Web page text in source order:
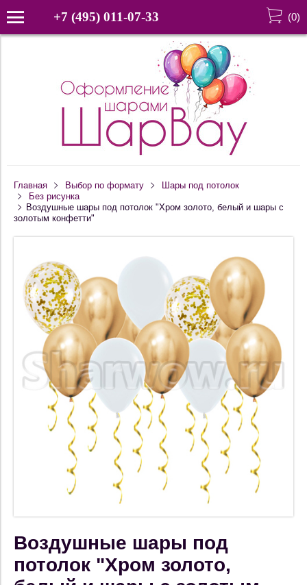
+7 (495) 011-07-33 (0)
Главная Выбор по формату
Шары под потолок
Без рисунка
Воздушные шары под потолок "Хром золото, белый и шары с
золотым конфетти"
Воздушные шары под
потолок "Хром золото,